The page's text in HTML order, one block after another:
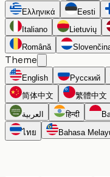
Ελληνικά
Eesti
Italiano
Lietuvių
Română
Theme
English Русский
简体中文
繁體中文
العربية हिन्दी
ไทย
Bahasa